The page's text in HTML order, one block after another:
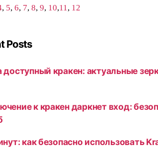
, 5,6, 7,8,9, 10,11 , 12
Posts
доступный кракен: актуальные
к кракен даркнет вход:
как безопасно использовать